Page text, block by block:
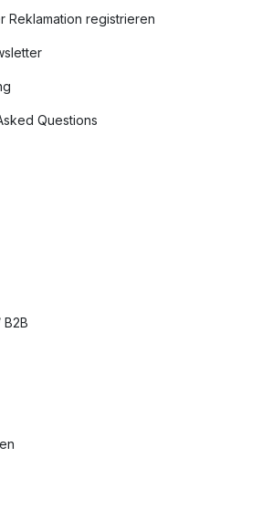
perfekte Lösung. Neben der
die Flexibilität für jede Gelegenheit
So wird jeder Moment im Freien
Gartentisch, der nicht nur durch seine
und Langlebigkeit überzeugt,
Gartentischen von renommierten
finden Sie sicher das
zu gestalten.
Reklamation registrieren
Questions